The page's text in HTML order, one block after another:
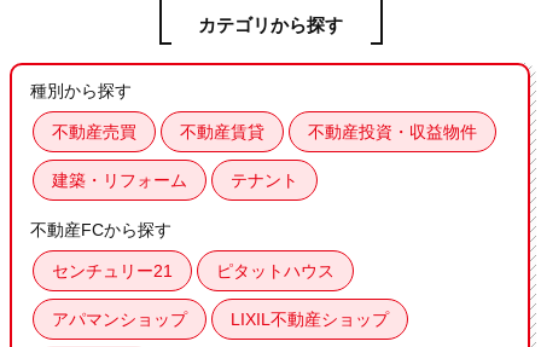
カテゴリから探す
種別から探す
不動産売買 不動産賃貸 不動産投資・収益物件
建築・リフォーム テナント
不動産FCから探す
センチュリー21 ピタットハウス
アパマンショップ LIXIL不動産ショップ